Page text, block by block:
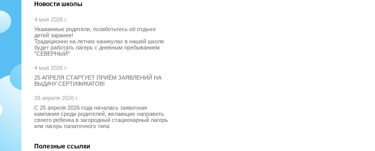
Новости школы
4 мая 2026 г.
Уважаемые родители, позаботьтесь об отдыхе
детей заранее!
Традиционно на летних каникулах в нашей школе
будет работать лагерь с дневным пребыванием
"СЕВЕРНЫЙ"
4 мая 2026 г.
25 АПРЕЛЯ СТАРТУЕТ ПРИЁМ ЗАЯВЛЕНИЙ НА
ВЫДАЧУ СЕРТИФИКАТОВ!
28 апреля 2026 г.
С 25 апреля 2026 года началась заявочная
кампания среди родителей, желающих направить
своего ребенка в загородный стационарный лагерь
или лагерь палаточного типа
Полезные ссылки